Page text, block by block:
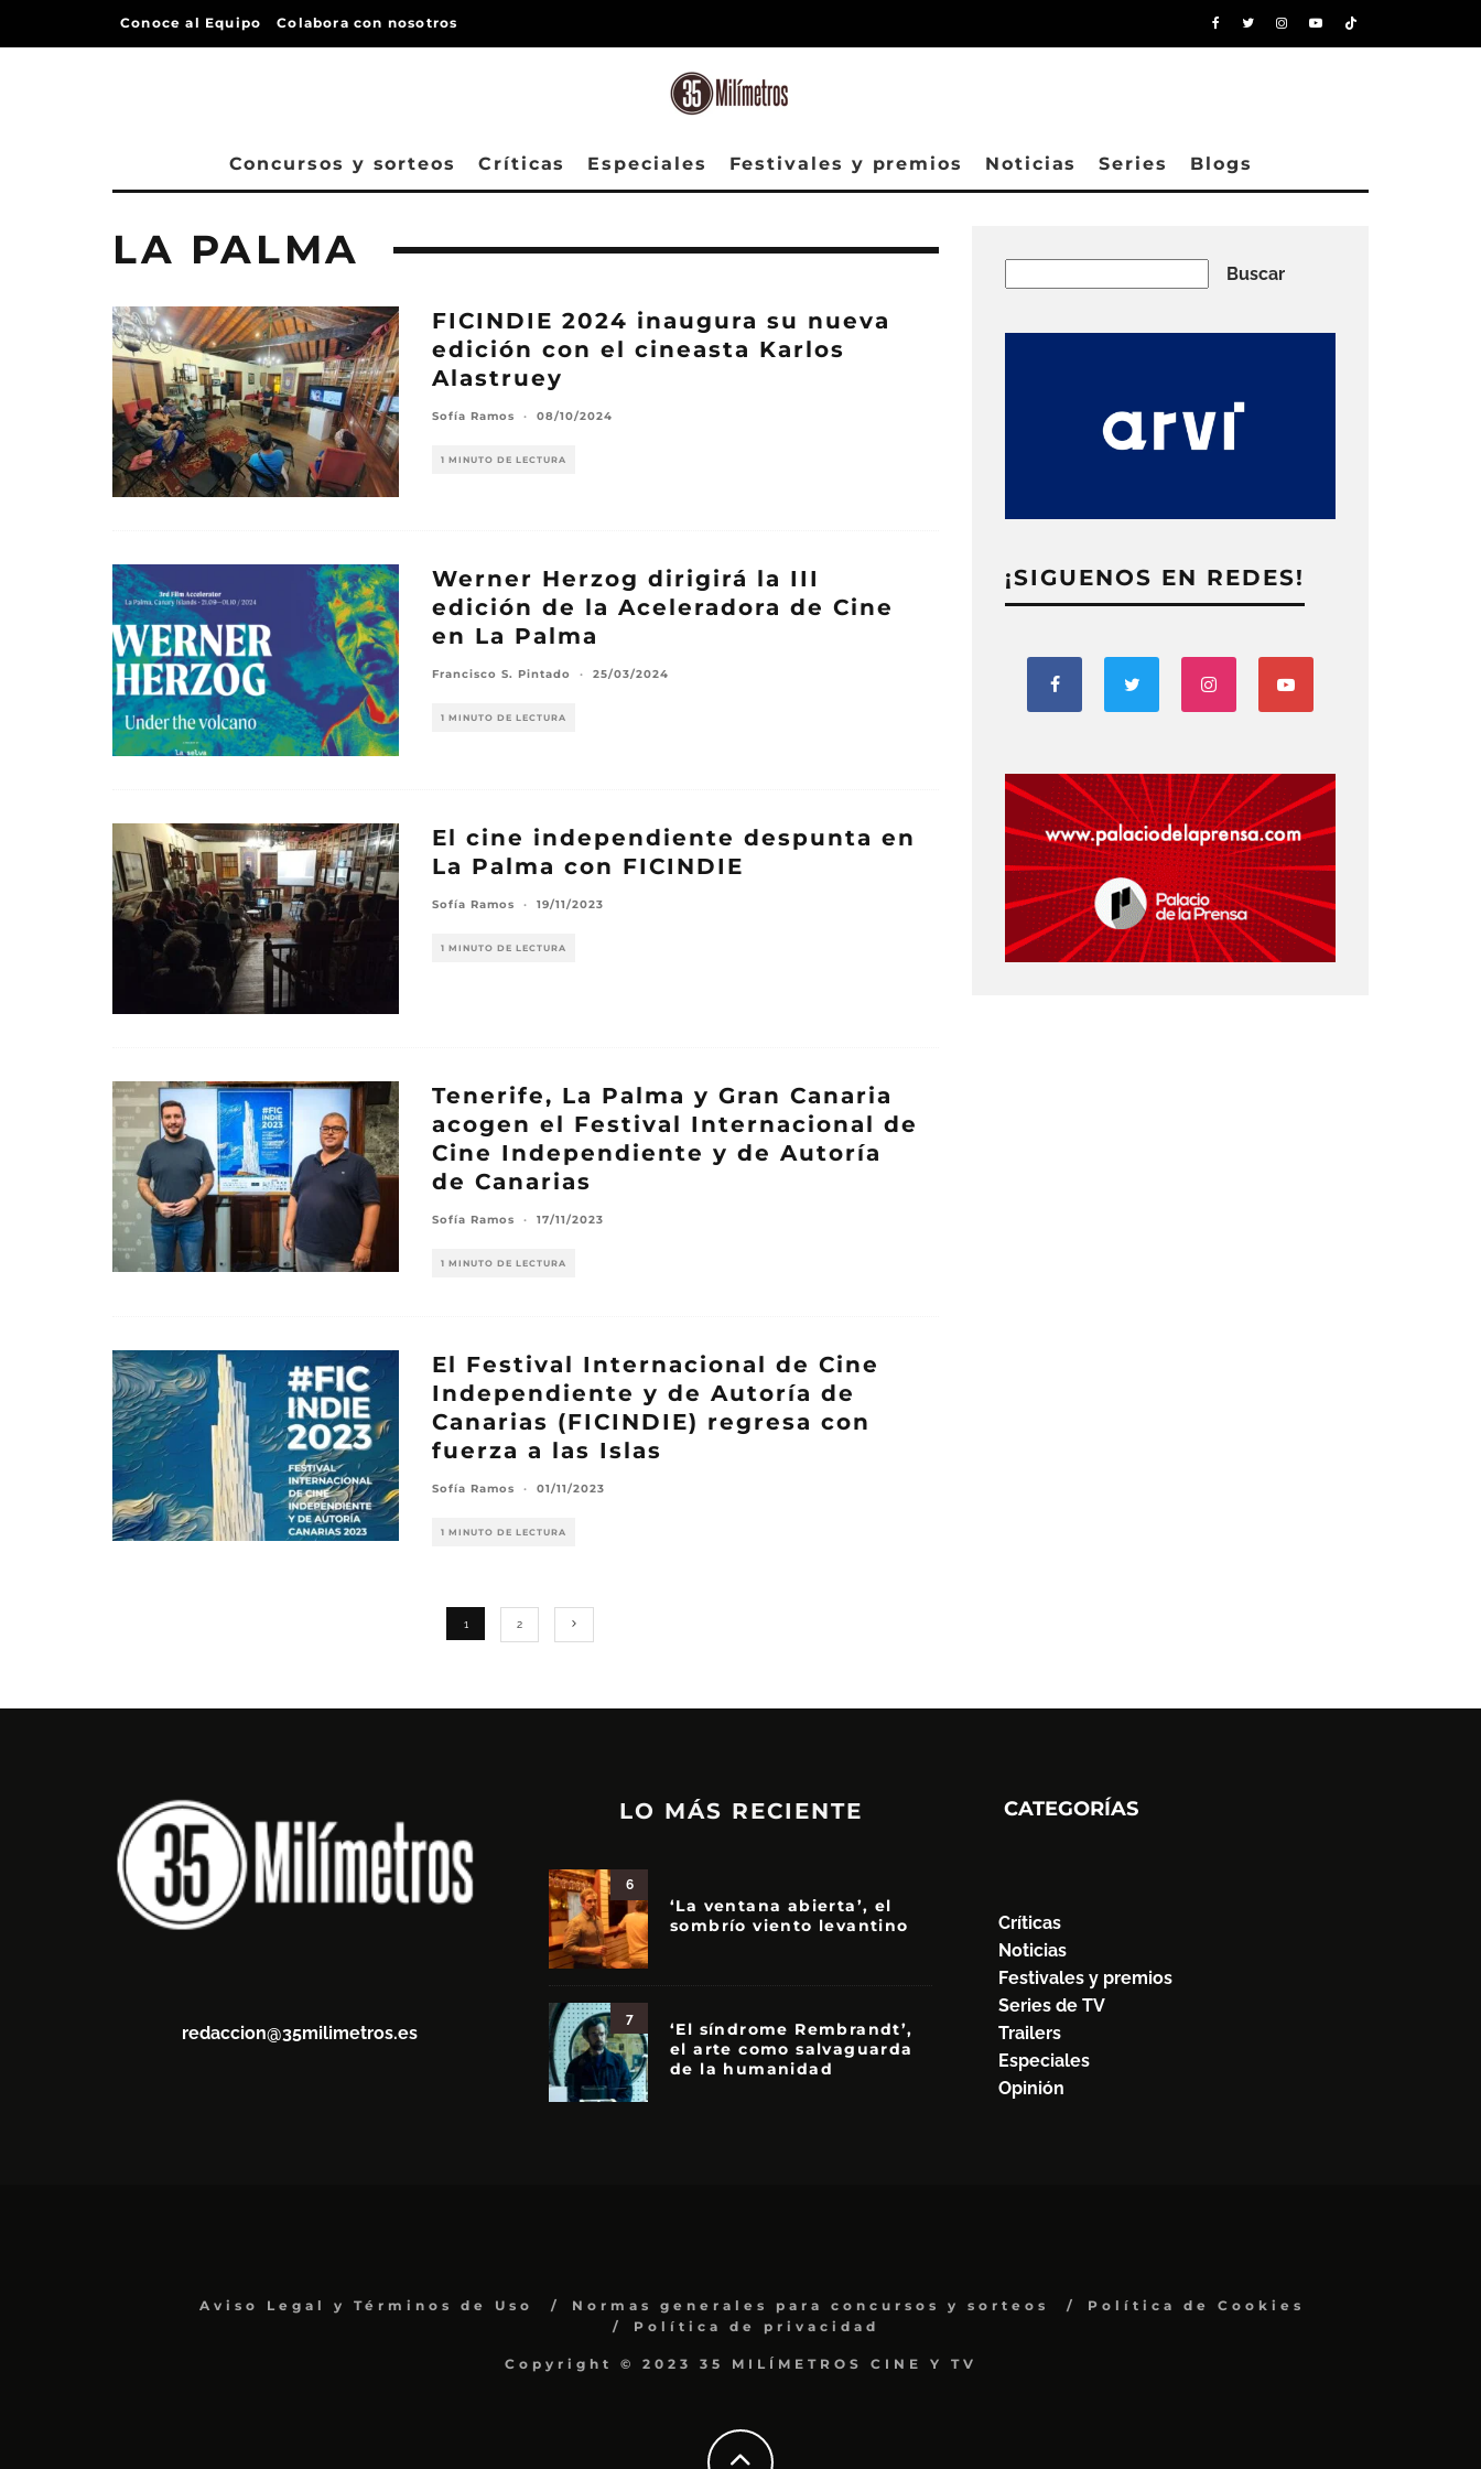
Conoce al Equipo Colabora con nosotros
Concursos y sorteos Críticas Especiales Festivales y premios Noticias Series Blogs
LA PALMA
FICINDIE 2024 inaugura su nueva
edición con el cineasta Karlos
Alastruey
Sofía Ramos · 08/10/2024
1 MINUTO DE LECTURA
Werner Herzog dirigirá la III
edición de la Aceleradora de Cine
en La Palma
Francisco S. Pintado · 25/03/2024
1 MINUTO DE LECTURA
El cine independiente despunta en
La Palma con FICINDIE
Sofía Ramos · 19/11/2023
1 MINUTO DE LECTURA
Tenerife, La Palma y Gran Canaria
acogen el Festival Internacional de
Cine Independiente y de Autoría
de Canarias
Sofía Ramos · 17/11/2023
1 MINUTO DE LECTURA
El Festival Internacional de Cine
Independiente y de Autoría de
Canarias (FICINDIE) regresa con
fuerza a las Islas
Sofía Ramos · 01/11/2023
1 MINUTO DE LECTURA
1 2
Buscar
¡SIGUENOS EN REDES!
redaccion@35milimetros.es
LO MÁS RECIENTE
6
‘La ventana abierta’, el
sombrío viento levantino
7
‘El síndrome Rembrandt’,
el arte como salvaguarda
de la humanidad
CATEGORÍAS
Críticas
Noticias
Festivales y premios
Series de TV
Trailers
Especiales
Opinión
Aviso Legal y Términos de Uso Normas generales para concursos y sorteos
Política de Cookies
Política de privacidad
Copyright © 2023 35 MILÍMETROS CINE Y TV